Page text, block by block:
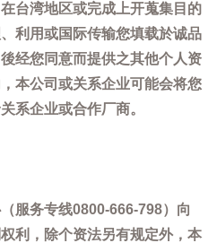
台湾地区或完成上开蒐集目的
利用或国际传输您填载於诚品
经您同意而提供之其他个人资
本公司或关系企业可能会将您
系企业或合作厂商。
服务专线0800-666-798）向
利，除个资法另有规定外，本